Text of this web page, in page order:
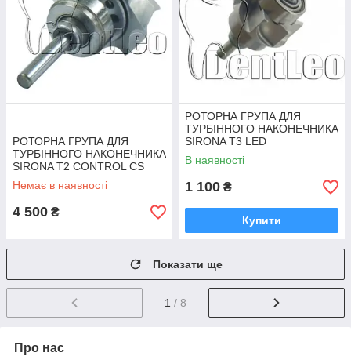
РОТОРНА ГРУПА ДЛЯ
ТУРБІННОГО НАКОНЕЧНИКА
SIRONA T2 CONTROL CS
RT2C
Немає в наявності
4 500 ₴
РОТОРНА ГРУПА ДЛЯ
ТУРБІННОГО НАКОНЕЧНИКА
SIRONA T3 LED
В наявності
1 100 ₴
Купити
Показати ще
1 / 8
Про нас